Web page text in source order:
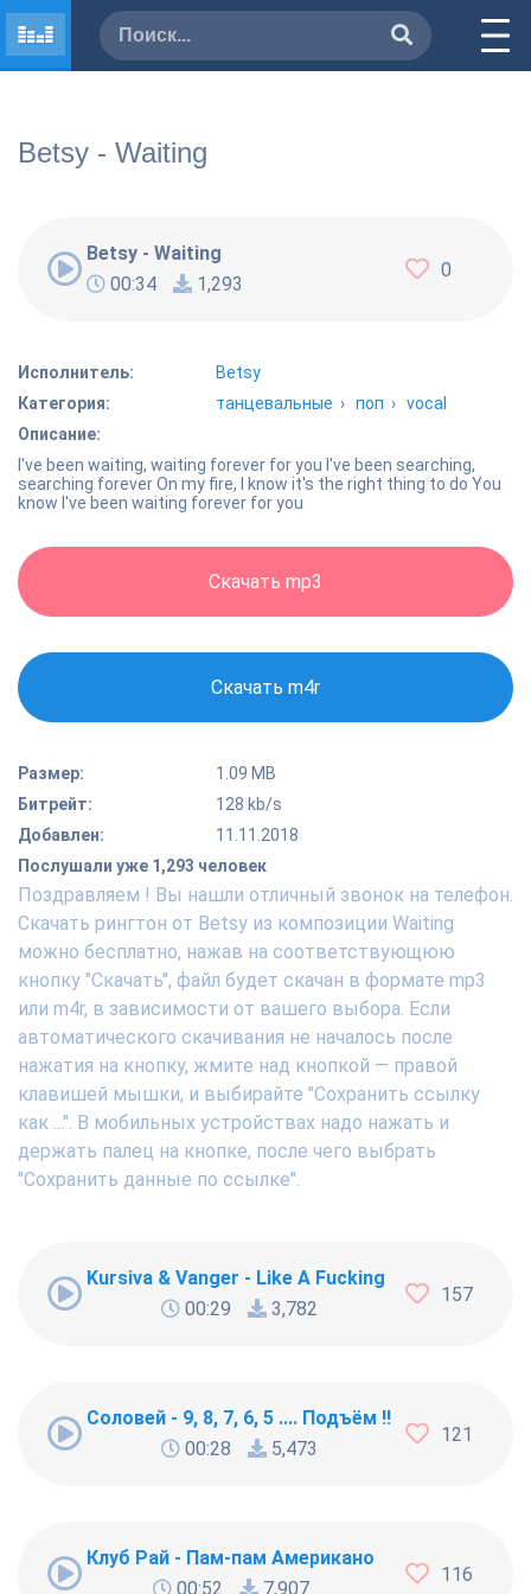
Betsy - Waiting
Betsy - Waiting
00:34
1,293
0
Исполнитель:
Betsy
Категория:
танцевальные ›поп ›vocal
Описание:
I've been waiting, waiting forever for you I've been searching,
searching forever On my fire, I know it's the right thing to do You
know I've been waiting forever for you
Скачать mp3
Скачать m4r
Размер:
1.09 MB
Битрейт:
128 kb/s
Добавлен:
11.11.2018
Послушали уже 1,293 человек
Поздравляем ! Вы нашли отличный звонок на телефон.
Скачать рингтон от Betsy из композиции Waiting
можно бесплатно, нажав на соответствующюю
кнопку "Скачать", файл будет скачан в формате mp3
или m4r, в зависимости от вашего выбора. Если
автоматического скачивания не началось после
нажатия на кнопку, жмите над кнопкой — правой
клавишей мышки, и выбирайте "Сохранить ссылку
как ...". В мобильных устройствах надо нажать и
держать палец на кнопке, после чего выбрать
"Сохранить данные по ссылке".
Kursiva & Vanger - Like A Fucking Newbie
00:29
3,782
157
Соловей - 9, 8, 7, 6, 5 .... Подъём !!!
00:28
5,473
121
Клуб Рай - Пам-пам Американо
00:52
7,907
116